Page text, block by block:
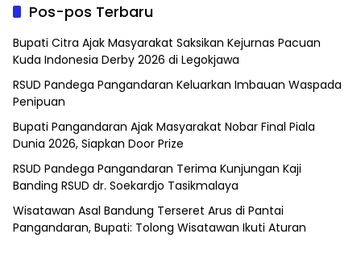
Pos-pos Terbaru
Bupati Citra Ajak Masyarakat Saksikan Kejurnas Pacuan
Kuda Indonesia Derby 2026 di Legokjawa
RSUD Pandega Pangandaran Keluarkan Imbauan Waspada
Penipuan
Bupati Pangandaran Ajak Masyarakat Nobar Final Piala
Dunia 2026, Siapkan Door Prize
RSUD Pandega Pangandaran Terima Kunjungan Kaji
Banding RSUD dr. Soekardjo Tasikmalaya
Wisatawan Asal Bandung Terseret Arus di Pantai
Pangandaran, Bupati: Tolong Wisatawan Ikuti Aturan